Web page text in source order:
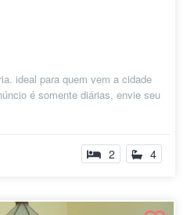
ideal para quem vem a cidade
é somente diárias, envie seu
2 4